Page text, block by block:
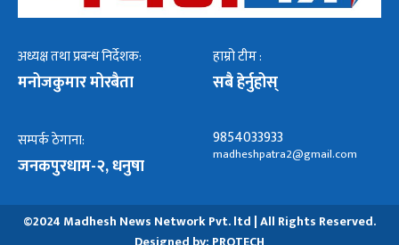
अध्यक्ष तथा प्रबन्ध निर्देशक:
मनोजकुमार मोरबैता
हाम्रो टीम :
सबै हेर्नुहोस्
सम्पर्क ठेगाना:
जनकपुरधाम-२, धनुषा
9854033933
madheshpatra2@gmail.com
©2024 Madhesh News Network Pvt. ltd | All Rights Reserved.